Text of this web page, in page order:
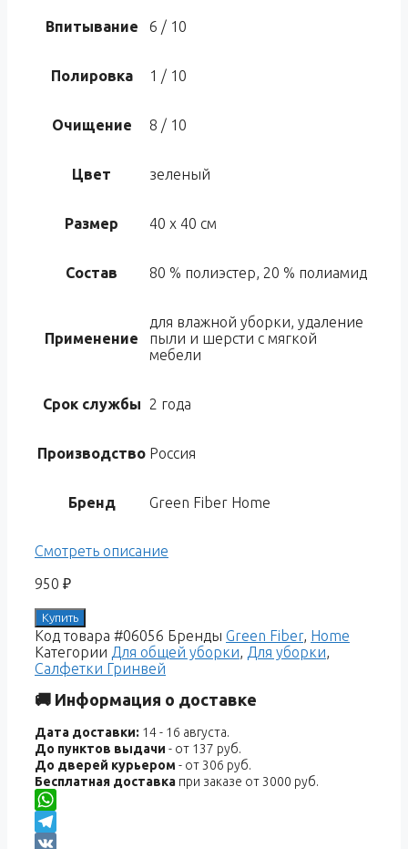
Впитывание 6 / 10
Полировка 1 / 10
Очищение 8 / 10
Цвет зеленый
Размер 40 х 40 см
Состав 80 % полиэстер, 20 % полиамид
Применение
для влажной уборки, удаление
пыли и шерсти с мягкой
мебели
Срок службы 2 года
Производство Россия
Бренд Green Fiber Home
Смотреть описание
950 ₽
Купить
Код товара #06056 Бренды Green Fiber, Home
Категории Для общей уборки, Для уборки,
Салфетки Гринвей
🚚 Информация о доставке
Дата доставки: 14 - 16 августа.
До пунктов выдачи - от 137 руб.
До дверей курьером - от 306 руб.
Бесплатная доставка при заказе от 3000 руб.
WhatsApp
Telegram